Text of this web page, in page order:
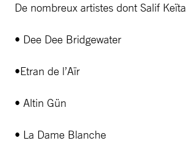
De nombreux artistes dont Salif Keïta
• Dee Dee Bridgewater
•Etran de l’Aïr
• Altin Gün
• La Dame Blanche